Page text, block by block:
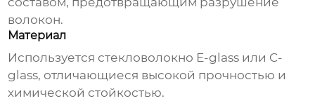
волокон.
Материал
Используется стекловолокно E-glass или C-
glass, отличающиеся высокой прочностью и
химической стойкостью.